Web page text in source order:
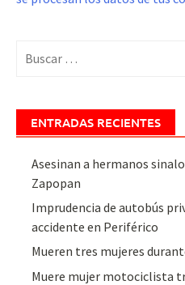
ENTRADAS RECIENTES
Asesinan a hermanos
Zapopan
Imprudencia de autobús
accidente en Periférico
Mueren tres mujeres
Muere mujer motociclista